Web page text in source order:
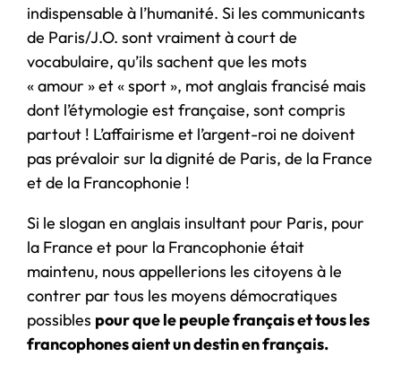
indispensable à l’humanité. Si les communicants
de Paris/J.O. sont vraiment à court de
vocabulaire, qu’ils sachent que les mots
« amour » et « sport », mot anglais francisé mais
dont l’étymologie est française, sont compris
partout ! L’affairisme et l’argent-roi ne doivent
pas prévaloir sur la dignité de Paris, de la France
et de la Francophonie !
Si le slogan en anglais insultant pour Paris, pour
la France et pour la Francophonie était
maintenu, nous appellerions les citoyens à le
contrer par tous les moyens démocratiques
possibles pour que le peuple français et tous les
francophones aient un destin en français.